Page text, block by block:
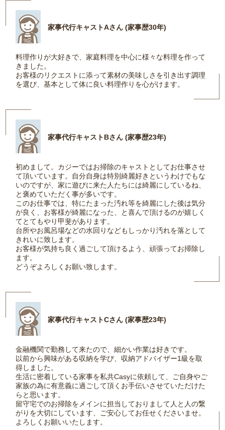
家事代行キャストAさん (家事歴30年)
料理作りが大好きで、家庭料理を中心に様々な料理を作って
きました。
お客様のリクエストに添って素材の美味しさを引き出す調理
を選び、基本として体に良い料理作りを心がけます。
家事代行キャストBさん (家事歴23年)
初めまして。カジーではお掃除のキャストとしてお仕事させ
て頂いています。自分自身は特別綺麗好きというわけでもな
いのですが、家に遊びに来た人たちには綺麗にしているね、
と褒めていただく事が多いです。
このお仕事では、特にたまった汚れ等を綺麗にした後は気分
が良く、お客様が綺麗になった、と喜んで頂けるのが嬉しく
てとてもやり甲斐があります。
台所やお風呂場などの水回りなどもしっかり汚れを落として
きれいに致します。
お客様が気持ち良く過ごして頂けるよう、頑張ってお掃除し
ます。
どうぞよろしくお願い致します。
家事代行キャストCさん (家事歴23年)
金融機関で勤務して来たので、細かい作業は好きです。
以前から興味がある収納を学び、収納アドバイザー1級を取
得しました。
生活に密着している家事を私共Casyに依頼して、ご自身やご
家族の為に有意義に過ごして頂くお手伝いさせていただけた
らと思います。
留守宅でのお掃除をメインに担当しておりまして人と人の繋
がりを大切にしています、ご安心してお任せくださいませ。
よろしくお願いいたします。